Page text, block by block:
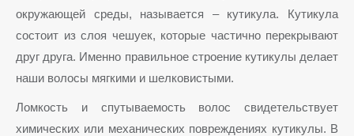
окружающей среды, называется – кутикула. Кутикула
состоит из слоя чешуек, которые частично перекрывают
друг друга. Именно правильное строение кутикулы делает
наши волосы мягкими и шелковистыми.
Ломкость и спутываемость волос свидетельствует
химических или механических повреждениях кутикулы. В